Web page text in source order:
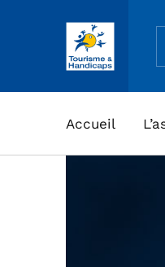
ASSOCIATION TOURISME ET HANDICAPS
Accueil